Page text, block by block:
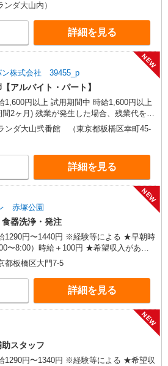
ダ大山内）
詳細を見る
ン株式会社 39455_p
NEW
アルバイト・パート】
円以上 試用期間中 時給1,600円以上
発生した場合、残業代を1
別途支給します。
ンダ大山弐番館 （東京都板橋区幸町45-
詳細を見る
赤塚公園
NEW
器洗浄・発注
1290円〜1440円 ※経験等による ★早朝時
〜8:00）時給＋100円 ★希望収入があり
、ご相談いただければ希望条件に合うか
いたします。 ★時間外手当別途支給 ★上
働きがい向上手当を含みます。 ★働きが
当※26年6月改定（地域により異なる）
加入者は更に＋50円
都板橋区大門7-5
詳細を見る
NEW
スタッフ
1290円〜1340円 ※経験等による ★希望収